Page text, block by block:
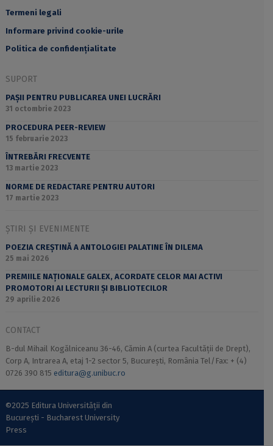
Termeni legali
Informare privind cookie-urile
Politica de confidențialitate
SUPORT
PAȘII PENTRU PUBLICAREA UNEI LUCRĂRI
31 octombrie 2023
PROCEDURA PEER-REVIEW
15 februarie 2023
ÎNTREBĂRI FRECVENTE
13 martie 2023
NORME DE REDACTARE PENTRU AUTORI
17 martie 2023
ȘTIRI ȘI EVENIMENTE
POEZIA CREȘTINĂ A ANTOLOGIEI PALATINE ÎN DILEMA
25 mai 2026
PREMIILE NAȚIONALE GALEX, ACORDATE CELOR MAI ACTIVI
PROMOTORI AI LECTURII ȘI BIBLIOTECILOR
29 aprilie 2026
CONTACT
B-dul Mihail Kogălniceanu 36-46, Cămin A (curtea Facultății de Drept),
Corp A, Intrarea A, etaj 1-2 sector 5, București, România Tel/Fax: + (4)
0726 390 815 editura@g.unibuc.ro
©2025 Editura Universității din
București - Bucharest University
Press